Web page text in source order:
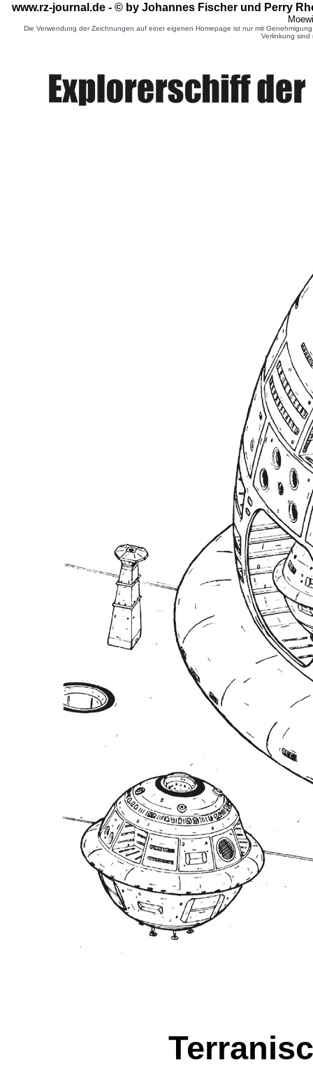
www.rz-journal.de - © by Johannes Fischer und Perry
Die Verwendung der Zeichnungen auf einer eigenen Homepage ist nur mit
Verlinkung sind